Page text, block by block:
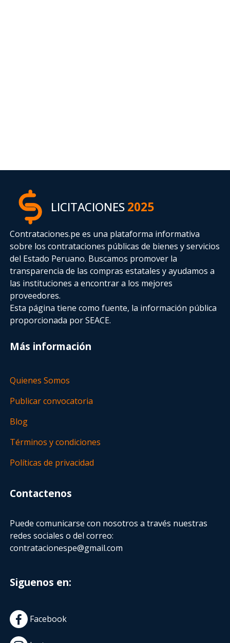
LICITACIONES2025
Contrataciones.pe es una plataforma informativa
sobre los contrataciones públicas de bienes y servicios
del Estado Peruano. Buscamos promover la
transparencia de las compras estatalesy ayudamos a
las instituciones a encontrar a los mejores
proveedores.
Esta página tiene como fuente, la información pública
proporcionada por SEACE.
Más información
Quienes Somos
Publicar convocatoria
Blog
Términos y condiciones
Políticas de privacidad
Contactenos
Puede comunicarse con nosotros a través nuestras
redes sociales o del correo:
contratacionespe@gmail.com
Siguenos en:
Facebook